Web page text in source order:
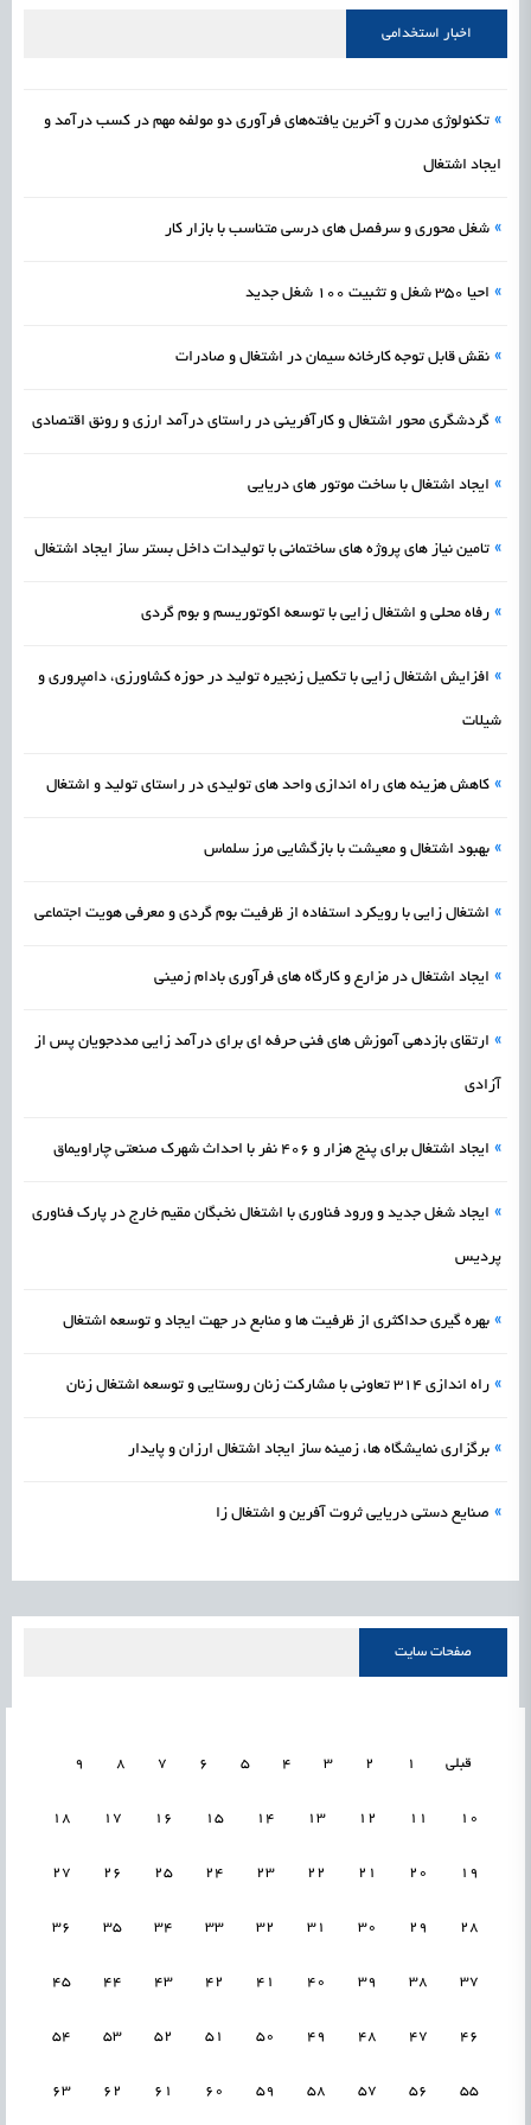
اشتغال و کارآفرینی
اخبار استخدامی
» تکنولوژی مدرن و آخرین یافته‌های فرآوری دو مولفه مهم در کسب درآمد و
ایجاد اشتغال
» شغل محوری و سرفصل های درسی متناسب با بازار کار
» احیا 350 شغل و تثبیت ۱۰۰ شغل جدید
» نقش قابل توجه کارخانه سیمان در اشتغال و صادرات
» گردشگری محور اشتغال و کارآفرینی در راستای درآمد ارزی و رونق اقتصادی
» ایجاد اشتغال با ساخت موتور های دریایی
» تامین نیاز های پروژه های ساختمانی با تولیدات داخل بستر ساز ایجاد اشتغال
» رفاه محلی و اشتغال زایی با توسعه اکوتوریسم و بوم گردی
» افزایش اشتغال زایی با تکمیل زنجیره تولید در حوزه کشاورزی، دامپروری و
شیلات
» کاهش هزینه های راه‌ اندازی واحد های تولیدی در راستای تولید و اشتغال
» بهبود اشتغال و معیشت با بازگشایی مرز سلماس
» اشتغال‌ زایی با رویکرد استفاده از ظرفیت بوم‌ گردی و معرفی هویت اجتماعی
» ایجاد اشتغال در مزارع و کارگاه‌ های فرآوری بادام زمینی
» ارتقای بازدهی آموزش های فنی حرفه ای برای درآمد زایی مددجویان پس از
آزادی
» ایجاد اشتغال برای پنج هزار و ۴۰۶ نفر با احداث شهرک صنعتی چاراویماق
» ایجاد شغل جدید و ورود فناوری با اشتغال نخبگان مقیم خارج در پارک فناوری
پردیس
» بهره گیری حداکثری از ظرفیت ها و منابع در جهت ایجاد و توسعه اشتغال
» راه اندازی ۳۱۴ تعاونی با مشارکت زنان روستایی و توسعه اشتغال زنان
» برگزاری نمایشگاه‌ ها، زمینه‌ ساز ایجاد اشتغال ارزان و پایدار
» صنایع دستی دریایی ثروت آفرین و اشتغال زا
صفحات سایت
قبلی 1
2
3
4
5
6
7
8
9
10
11
12
13
14
15
16
17
18
19
20
21
22
23
24
25
26
27
28
29
30
31
32
33
34
35
36
37
38
39
40
41
42
43
44
45
46
47
48
49
50
51
52
53
54
55
56
57
58
59
60
61
62
63